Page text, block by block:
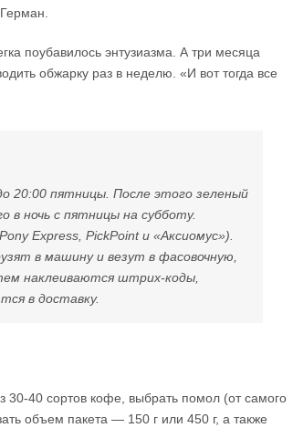
поубавилось энтузиазма. А три месяца
обжарку раз в неделю. «И вот тогда все
20:00 пятницы. После этого зеленый
ночь с пятницы на субботу.
Express, PickPoint и «Аксиомус»).
в машину и везут в фасовочную,
наклеиваются штрих-коды,
в доставку.
30-40 сортов кофе, выбрать помол (от самого
объем пакета — 150 г или 450 г, а также